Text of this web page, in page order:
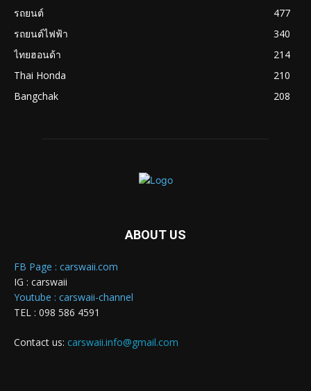
รถยนต์
477
รถยนต์ไฟฟ้า
340
ไทยฮอนด้า
214
Thai Honda
210
Bangchak
208
ABOUT US
FB Page : carswaii.com
IG : carswaii
Youtube : carswaii-channel
TEL : 098 586 4591
Contact us: carswaii.info@gmail.com